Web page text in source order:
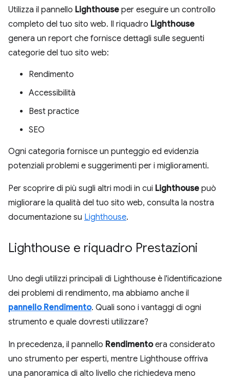
Utilizza il pannello Lighthouse per eseguire un controllo
completo del tuo sito web. Il riquadro Lighthouse
genera un report che fornisce dettagli sulle seguenti
categorie del tuo sito web:
Rendimento
Accessibilità
Best practice
SEO
Ogni categoria fornisce un punteggio ed evidenzia
potenziali problemi e suggerimenti per i miglioramenti.
Per scoprire di più sugli altri modi in cui Lighthouse può
migliorare la qualità del tuo sito web, consulta la nostra
documentazione su Lighthouse.
Lighthouse e riquadro Prestazioni
Uno degli utilizzi principali di Lighthouse è l'identificazione
dei problemi di rendimento, ma abbiamo anche il
pannello Rendimento. Quali sono i vantaggi di ogni
strumento e quale dovresti utilizzare?
In precedenza, il pannello Rendimentoera considerato
uno strumento per esperti, mentre Lighthouse offriva
una panoramica di alto livello che richiedeva meno